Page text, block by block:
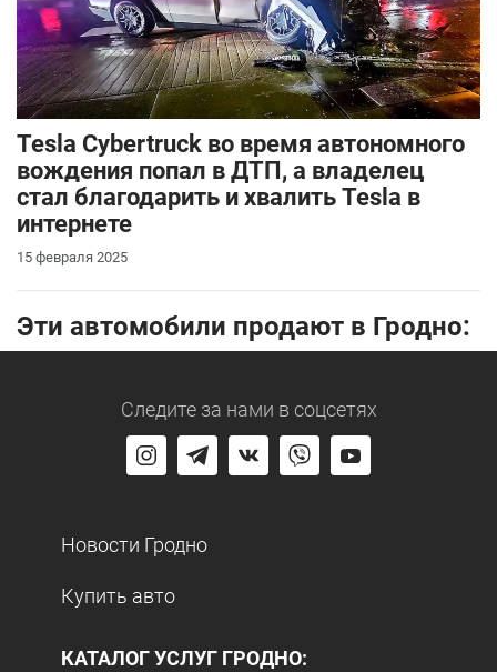
Tesla Cybertruck во время автономного
вождения попал в ДТП, а владелец
стал благодарить и хвалить Tesla в
интернете
15 февраля 2025
Эти автомобили продают в Гродно:
Следите за нами в соцсетях
Новости Гродно
Купить авто
КАТАЛОГ УСЛУГ ГРОДНО: